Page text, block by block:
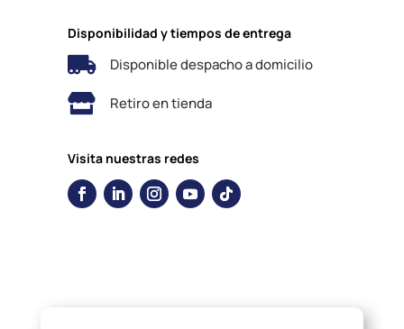
Disponibilidad y tiempos de entrega
 Disponible despacho a domicilio
 Retiro en tienda
Visita nuestras redes